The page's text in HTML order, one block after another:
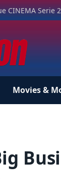
CINEMA Serie
Movies &